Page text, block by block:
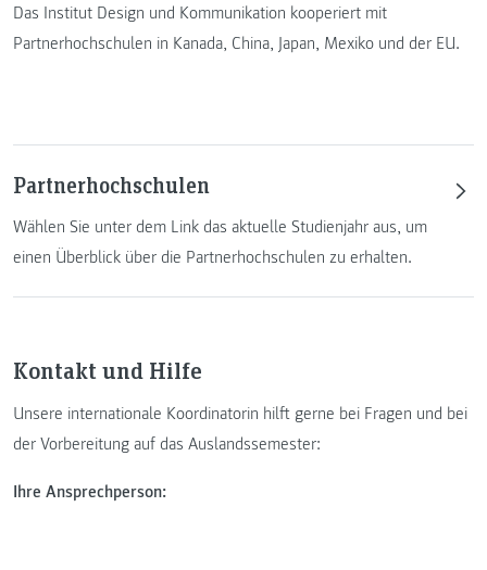
Das Institut Design und Kommunikation kooperiert mit
Partnerhochschulen in Kanada, China, Japan, Mexiko und der EU.
Partnerhochschulen
Wählen Sie unter dem Link das aktuelle Studienjahr aus, um
einen Überblick über die Partnerhochschulen zu erhalten.
Kontakt und Hilfe
Unsere internationale Koordinatorin hilft gerne bei Fragen und bei
der Vorbereitung auf das Auslandssemester:
Ihre Ansprechperson: